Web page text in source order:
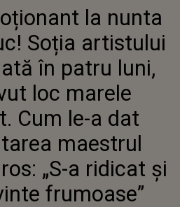
NUNTA LUI IGOR CUCIUC! SOȚIA
ARTISTULUI ERA ÎNSĂRCINATĂ
ÎN PATRU LUNI, CÂND A AVUT
LOC MARELE EVENIMENT. CUM
LE-A DAT BINECUVÂNTAREA
MAESTRUL NICOLAE BOTGROS:
„S-A RIDICAT ȘI A SPUS
CUVINTE FRUMOASE”
la nunta
Soția artistului
în patru luni,
loc marele
Cum le-a dat
maestrul
„S-a ridicat și
frumoase”